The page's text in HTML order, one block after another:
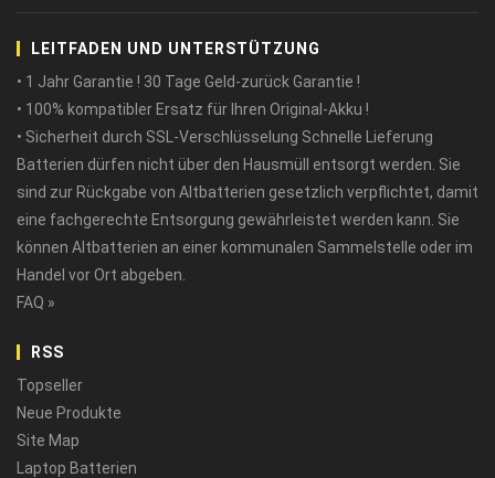
LEITFADEN UND UNTERSTÜTZUNG
• 1 Jahr Garantie ! 30 Tage Geld-zurück Garantie !
• 100% kompatibler Ersatz für Ihren Original-Akku !
• Sicherheit durch SSL-Verschlüsselung Schnelle Lieferung
Batterien dürfen nicht über den Hausmüll entsorgt werden. Sie
sind zur Rückgabe von Altbatterien gesetzlich verpflichtet, damit
eine fachgerechte Entsorgung gewährleistet werden kann. Sie
können Altbatterien an einer kommunalen Sammelstelle oder im
Handel vor Ort abgeben.
FAQ »
RSS
Topseller
Neue Produkte
Site Map
Laptop Batterien